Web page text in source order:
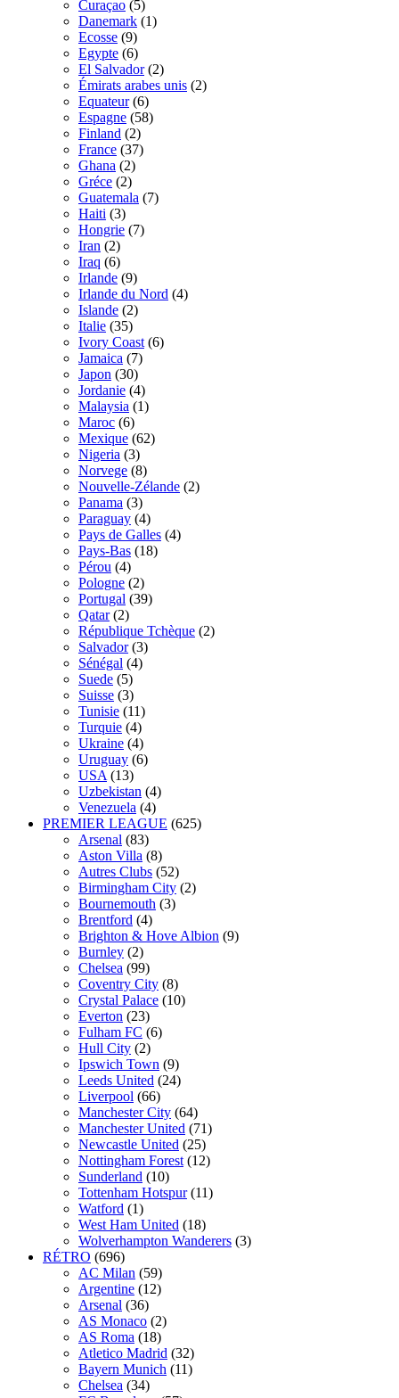
Curaçao (5)
Danemark (1)
Ecosse (9)
Egypte (6)
El Salvador (2)
Émirats arabes unis (2)
Equateur (6)
Espagne (58)
Finland (2)
France (37)
Ghana (2)
Gréce (2)
Guatemala (7)
Haiti (3)
Hongrie (7)
Iran (2)
Iraq (6)
Irlande (9)
Irlande du Nord (4)
Islande (2)
Italie (35)
Ivory Coast (6)
Jamaica (7)
Japon (30)
Jordanie (4)
Malaysia (1)
Maroc (6)
Mexique (62)
Nigeria (3)
Norvege (8)
Nouvelle-Zélande (2)
Panama (3)
Paraguay (4)
Pays de Galles (4)
Pays-Bas (18)
Pérou (4)
Pologne (2)
Portugal (39)
Qatar (2)
République Tchèque (2)
Salvador (3)
Sénégal (4)
Suede (5)
Suisse (3)
Tunisie (11)
Turquie (4)
Ukraine (4)
Uruguay (6)
USA (13)
Uzbekistan (4)
Venezuela (4)
PREMIER LEAGUE (625)
Arsenal (83)
Aston Villa (8)
Autres Clubs (52)
Birmingham City (2)
Bournemouth (3)
Brentford (4)
Brighton & Hove Albion (9)
Burnley (2)
Chelsea (99)
Coventry City (8)
Crystal Palace (10)
Everton (23)
Fulham FC (6)
Hull City (2)
Ipswich Town (9)
Leeds United (24)
Liverpool (66)
Manchester City (64)
Manchester United (71)
Newcastle United (25)
Nottingham Forest (12)
Sunderland (10)
Tottenham Hotspur (11)
Watford (1)
West Ham United (18)
Wolverhampton Wanderers (3)
RÉTRO (696)
AC Milan (59)
Argentine (12)
Arsenal (36)
AS Monaco (2)
AS Roma (18)
Atletico Madrid (32)
Bayern Munich (11)
Chelsea (34)